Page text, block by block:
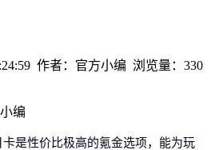
作者：官方小编 浏览量： 330
编
是性价比极高的氪金选项，能为玩